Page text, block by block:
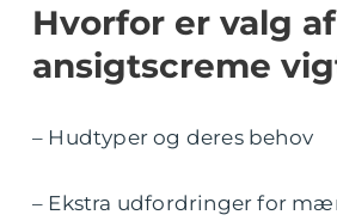
Hvorfor er valg af
ansigtscreme
– Hudtyper og deres behov
– Ekstra udfordringer for